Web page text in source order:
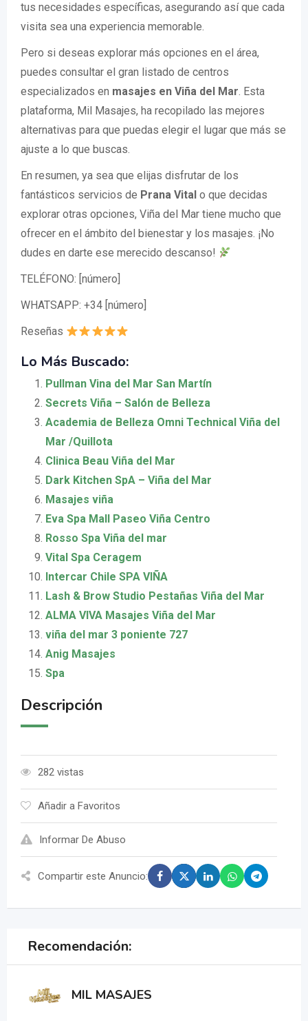
tus necesidades específicas, asegurando así que cada
visita sea una experiencia memorable.
Pero si deseas explorar más opciones en el área,
puedes consultar el gran listado de centros
especializados en masajes en Viña del Mar. Esta
plataforma, Mil Masajes, ha recopilado las mejores
alternativas para que puedas elegir el lugar que más se
ajuste a lo que buscas.
En resumen, ya sea que elijas disfrutar de los
fantásticos servicios de Prana Vital o que decidas
explorar otras opciones, Viña del Mar tiene mucho que
ofrecer en el ámbito del bienestar y los masajes. ¡No
dudes en darte ese merecido descanso!
TELÉFONO: [número]
WHATSAPP: +34 [número]
Reseñas
Lo Más Buscado:
Pullman Vina del Mar San Martín
Secrets Viña – Salón de Belleza
Academia de Belleza Omni Technical Viña del
Mar /Quillota
Clinica Beau Viña del Mar
Dark Kitchen SpA – Viña del Mar
Masajes viña
Eva Spa Mall Paseo Viña Centro
Rosso Spa Viña del mar
Vital Spa Ceragem
Intercar Chile SPA VIÑA
Lash & Brow Studio Pestañas Viña del Mar
ALMA VIVA Masajes Viña del Mar
viña del mar 3 poniente 727
Anig Masajes
Spa
Descripción
282 vistas
Añadir a Favoritos
Informar De Abuso
Compartir este Anuncio:
Recomendación:
MIL MASAJES